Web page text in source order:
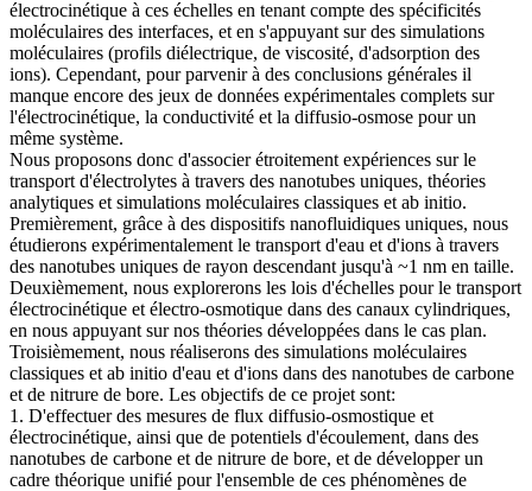
électrocinétique à ces échelles en tenant compte des spécificités
moléculaires des interfaces, et en s'appuyant sur des simulations
moléculaires (profils diélectrique, de viscosité, d'adsorption des
ions). Cependant, pour parvenir à des conclusions générales il
manque encore des jeux de données expérimentales complets sur
l'électrocinétique, la conductivité et la diffusio-osmose pour un
même système.
Nous proposons donc d'associer étroitement expériences sur le
transport d'électrolytes à travers des nanotubes uniques, théories
analytiques et simulations moléculaires classiques et ab initio.
Premièrement, grâce à des dispositifs nanofluidiques uniques, nous
étudierons expérimentalement le transport d'eau et d'ions à travers
des nanotubes uniques de rayon descendant jusqu'à ~1 nm en taille.
Deuxièmement, nous explorerons les lois d'échelles pour le transport
électrocinétique et électro-osmotique dans des canaux cylindriques,
en nous appuyant sur nos théories développées dans le cas plan.
Troisièmement, nous réaliserons des simulations moléculaires
classiques et ab initio d'eau et d'ions dans des nanotubes de carbone
et de nitrure de bore. Les objectifs de ce projet sont:
1. D'effectuer des mesures de flux diffusio-osmostique et
électrocinétique, ainsi que de potentiels d'écoulement, dans des
nanotubes de carbone et de nitrure de bore, et de développer un
cadre théorique unifié pour l'ensemble de ces phénomènes de